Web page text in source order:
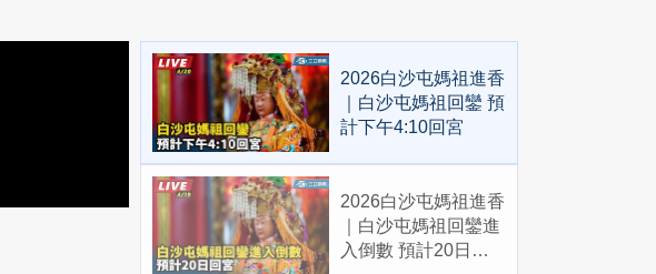
2026白沙屯媽祖進香
｜白沙屯媽祖回鑾 預
計下午4:10回宮
2026白沙屯媽祖進香
｜白沙屯媽祖回鑾進
入倒數 預計20日回